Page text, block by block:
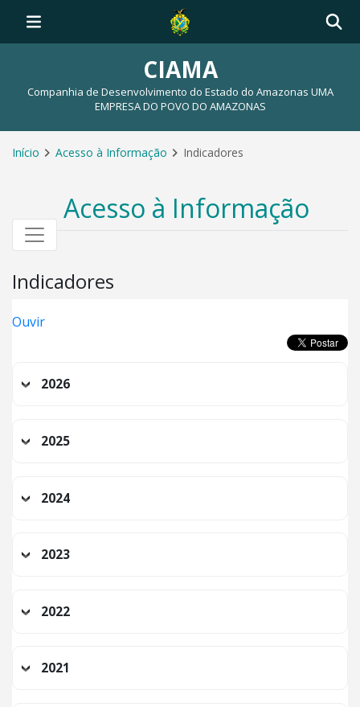
CIAMA
Companhia de Desenvolvimento do Estado do Amazonas UMA
EMPRESA DO POVO DO AMAZONAS
Início Acesso à Informação Indicadores
Acesso à Informação
Indicadores
Ouvir
2026
2025
2024
2023
2022
2021